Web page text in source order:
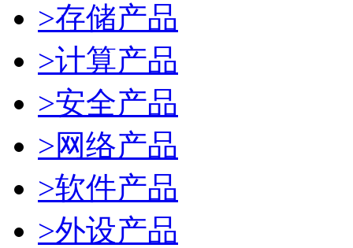
>存储产品
>计算产品
>安全产品
>网络产品
>软件产品
>外设产品